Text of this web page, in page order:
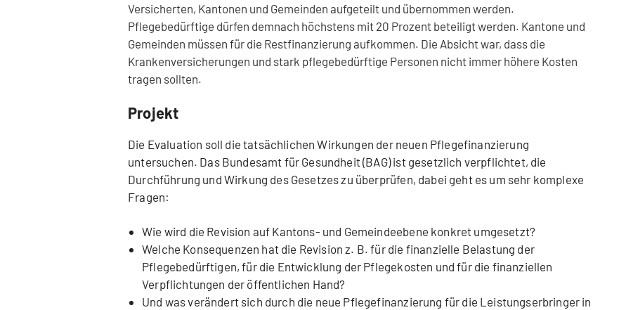
Versicherten, Kantonen und Gemeinden aufgeteilt und übernommen werden.
Pflegebedürftige dürfen demnach höchstens mit 20 Prozent beteiligt werden. Kantone und
Gemeinden müssen für die Restfinanzierung aufkommen. Die Absicht war, dass die
Krankenversicherungen und stark pflegebedürftige Personen nicht immer höhere Kosten
tragen sollten.
Projekt
Die Evaluation soll die tatsächlichen Wirkungen der neuen Pflegefinanzierung
untersuchen. Das Bundesamt für Gesundheit (BAG) ist gesetzlich verpflichtet, die
Durchführung und Wirkung des Gesetzes zu überprüfen, dabei geht es um sehr komplexe
Fragen:
Wie wird die Revision auf Kantons- und Gemeindeebene konkret umgesetzt?
Welche Konsequenzen hat die Revision z. B. für die finanzielle Belastung der
Pflegebedürftigen, für die Entwicklung der Pflegekosten und für die finanziellen
Verpflichtungen der öffentlichen Hand?
Und was verändert sich durch die neue Pflegefinanzierung für die Leistungserbringer in